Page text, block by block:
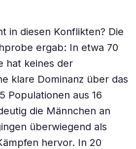
in diesen Konflikten? Die
ergab: In etwa 70
hat keines der
klare Dominanz über das
Populationen aus 16
die Männchen an
überwiegend als
hervor. In 20